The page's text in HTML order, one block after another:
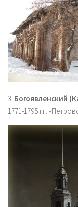
3. Богоявленский
1771-1795 гг.